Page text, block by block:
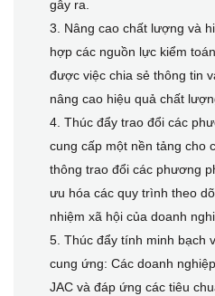
gây ra.
3. Nâng cao chất lượng và
hợp các nguồn lực kiểm
được việc chia sẻ thông tin
nâng cao hiệu quả chất
4. Thúc đẩy trao đổi các
cung cấp một nền tảng cho
thông trao đổi các phương
ưu hóa các quy trình theo
nhiệm xã hội của doanh
5. Thúc đẩy tính minh bạch
cung ứng: Các doanh
JAC và đáp ứng các tiêu